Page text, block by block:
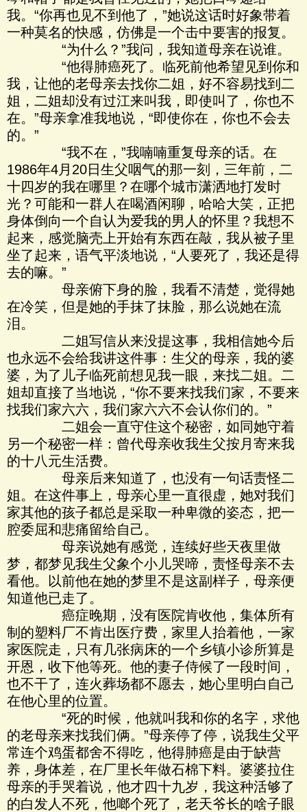
我。“你再也见不到他了，”她说这话时好象带着
一种莫名的快感，仿佛是一个击中要害的报复。
“为什么？”我问，我知道母亲在说谁。
“他得肺癌死了。临死前他希望见到你和
我，让他的老母亲去找你二姐，好不容易找到二
姐，二姐却没有过江来叫我，即使叫了，你也不
在。”母亲拿准我地说，“即使你在，你也不会去
的。”
“我不在，”我喃喃重复母亲的话。在
1986年4月20日生父咽气的那一刻，三年前，二
十四岁的我在哪里？在哪个城市潇洒地打发时
光？可能和一群人在喝酒闲聊，哈哈大笑，正把
身体倒向一个自认为爱我的男人的怀里？我想不
起来，感觉脑壳上开始有东西在敲，我从被子里
坐了起来，语气平淡地说，“人要死了，我还是得
去的嘛。”
母亲俯下身的脸，我看不清楚，觉得她
在冷笑，但是她的手抹了抹脸，那么说她在流
泪。
二姐写信从来没提这事，我相信她今后
也永远不会给我讲这件事：生父的母亲，我的婆
婆，为了儿子临死前想见我一眼，来找二姐。二
姐却直接了当地说，“你不要来找我们家，不要来
找我们家六六，我们家六六不会认你们的。”
二姐会一直守住这个秘密，如同她守着
另一个秘密一样：曾代母亲收我生父按月寄来我
的十八元生活费。
母亲后来知道了，也没有一句话责怪二
姐。在这件事上，母亲心里一直很虚，她对我们
家其他的孩子都总是采取一种卑微的姿态，把一
腔委屈和悲痛留给自己。
母亲说她有感觉，连续好些天夜里做
梦，都梦见我生父象个小儿哭啼，责怪母亲不去
看他。以前他在她的梦里不是这副样子，母亲便
知道他已走了。
癌症晚期，没有医院肯收他，集体所有
制的塑料厂不肯出医疗费，家里人抬着他，一家
家医院走，只有几张病床的一个乡镇小诊所算是
开恩，收下他等死。他的妻子侍候了一段时间，
也不干了，连火葬场都不愿去，她心里明白自己
在他心里的位置。
“死的时候，他就叫我和你的名字，求他
的老母亲来找我们俩。”母亲停了停，说我生父平
常连个鸡蛋都舍不得吃，他得肺癌是由于缺营
养，身体差，在厂里长年做石棉下料。婆婆拉住
母亲的手哭着说，他才四十九岁，我这种活够了
的白发人不死，他啷个死了，老天爷长的啥子眼